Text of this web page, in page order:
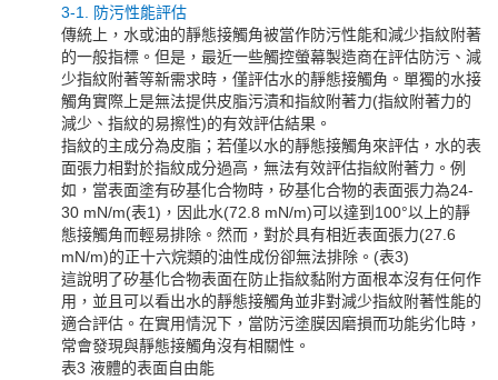
3-1. 防污性能評估
傳統上，水或油的靜態接觸角被當作防污性能和減少指紋附著
的一般指標。但是，最近一些觸控螢幕製造商在評估防污、減
少指紋附著等新需求時，僅評估水的靜態接觸角。單獨的水接
觸角實際上是無法提供皮脂污漬和指紋附著力(指紋附著力的
減少、指紋的易擦性)的有效評估結果。
指紋的主成分為皮脂；若僅以水的靜態接觸角來評估，水的表
面張力相對於指紋成分過高，無法有效評估指紋附著力。例
如，當表面塗有矽基化合物時，矽基化合物的表面張力為24-
30 mN/m(表1)，因此水(72.8 mN/m)可以達到100°以上的靜
態接觸角而輕易排除。然而，對於具有相近表面張力(27.6
mN/m)的正十六烷類的油性成份卻無法排除。(表3)
這說明了矽基化合物表面在防止指紋黏附方面根本沒有任何作
用，並且可以看出水的靜態接觸角並非對減少指紋附著性能的
適合評估。在實用情況下，當防污塗膜因磨損而功能劣化時，
常會發現與靜態接觸角沒有相關性。
表3 液體的表面自由能